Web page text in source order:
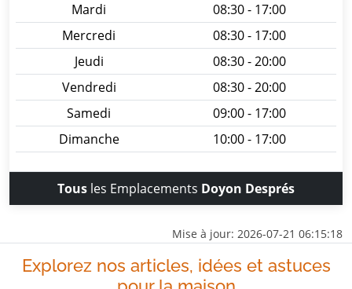
Mardi
08:30 - 17:00
Mercredi
08:30 - 17:00
Jeudi
08:30 - 20:00
Vendredi
08:30 - 20:00
Samedi
09:00 - 17:00
Dimanche
10:00 - 17:00
Tous les Emplacements Doyon Després
Mise à jour: 2026-07-21 06:15:18
Explorez nos articles, idées et astuces